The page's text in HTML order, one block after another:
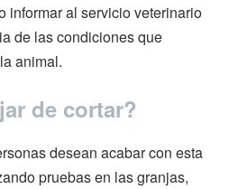
informar al servicio veterinario
de las condiciones que
animal.
de cortar?
desean acabar con esta
pruebas en las granjas,